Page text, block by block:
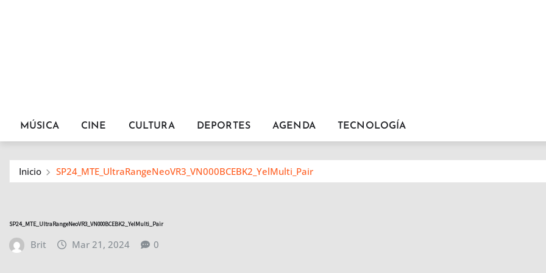
MÚSICA CINE CULTURA DEPORTES AGENDA TECNOLOGÍA
Inicio SP24_MTE_UltraRangeNeoVR3_VN000BCEBK2_YelMulti_Pair
SP24_MTE_UltraRangeNeoVR3_VN000BCEBK2_YelMulti_Pair
Brit Mar 21, 2024 0